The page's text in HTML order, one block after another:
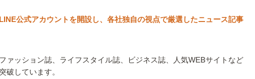
公式アカウントを開設し、各社独自の視点で厳選したニュース記事
ッション誌、ライフスタイル誌、ビジネス誌、人気WEBサイトなど
破しています。